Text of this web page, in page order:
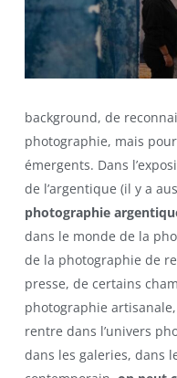
background, de
photographie, mais
émergents. Dans
de l’argentique (il y a
photographie
dans le monde de la
de la photographie de
presse, de certains
photographie
rentre dans l’univers
dans les galeries, dans